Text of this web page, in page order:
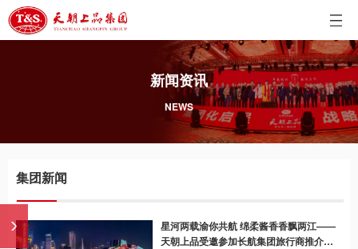
新闻资讯
NEWS
集团新闻
星河两载渝你共航 绵柔酱香香飘两江——
天朝上品受邀参加长航集团旅行商推介会